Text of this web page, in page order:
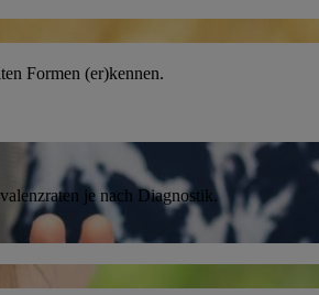
Formen (er)kennen.
je nach Diagnostik.